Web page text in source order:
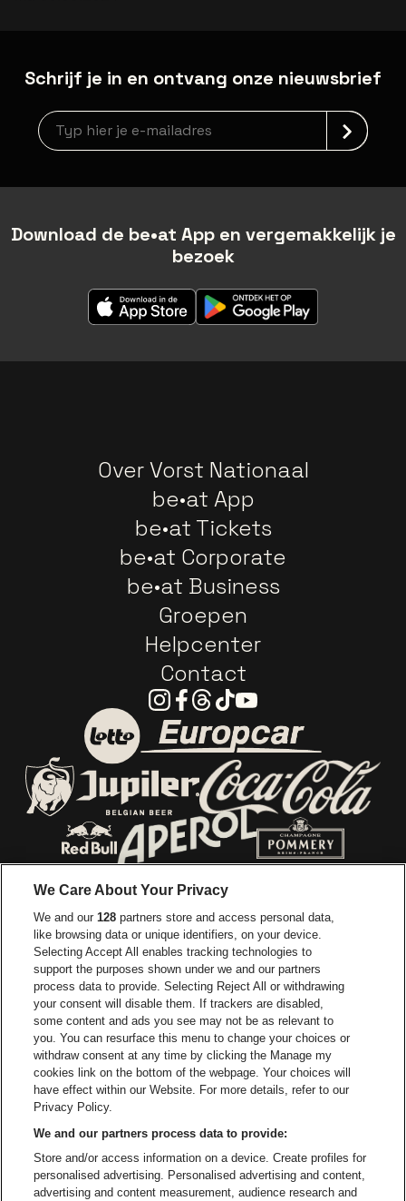
Schrijf je in en ontvang onze nieuwsbrief
Nieuwsbrief aanmelding
Download de be•at App en vergemakkelijk je
bezoek
Over Vorst Nationaal
be•at App
be•at Tickets
be•at Corporate
be•at Business
Groepen
Helpcenter
Contact
Instagram
Facebook
Threads
TiktokYoutube
Ga naar de website van Lotto
Ga naar de website van
Ga naar de website van JupilerGa naar de
Ga naar de website van Red BullGa naar de
Ga naar de website van Het logo van
Ga naar de
Ga naar de website van Croky
Ga naar de website van
Ga naar de website van Le Soir
Ga naar de
Ga naar de website van
Vorst Nationaal is een deel van be•at
Vorst Nationaal
Victor Rousseaulaan 208, 1190 Vorst
Be-At Venues
Schijnpoortweg 119, 2170 Antwerpen
BTW (BE) 0461.051.688 - RPR Antwerpen
We Care About Your Privacy
We and our128 partners store and access personal data,
like browsing data or unique identifiers, on your device.
Selecting Accept All enables tracking technologies to
support the purposes shown under we and our partners
process data to provide. Selecting Reject All or withdrawing
your consent will disable them. If trackers are disabled,
some content and ads you see may not be as relevant to
you. You can resurface this menu to change your choices or
withdraw consent at any time by clicking the Manage my
cookies link on the bottom of the webpage. Your choices will
have effect within our Website. For more details, refer to our
Privacy Policy.
We and our partners process data to provide:
Store and/or access information on a device. Create profiles for
personalised advertising. Personalised advertising and content,
advertising and content measurement, audience research and